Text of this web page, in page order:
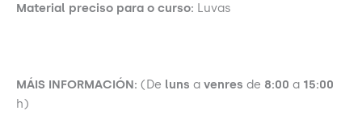
Material preciso para o curso: Luvas
MÁIS INFORMACIÓN: (De luns a venres de 8:00 a 15:00
h)